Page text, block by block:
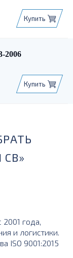
Купить
2006
Купить
года,
и логистики.
ISO 9001:2015